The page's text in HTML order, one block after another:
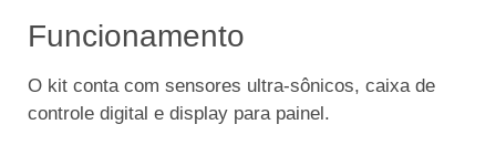
Funcionamento
O kit conta com sensores ultra-sônicos, caixa de
controle digital e display para painel.